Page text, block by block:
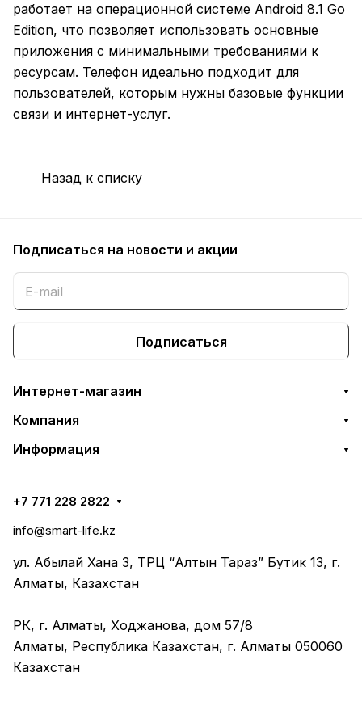
работает на операционной системе Android 8.1 Go
Edition, что позволяет использовать основные
приложения с минимальными требованиями к
ресурсам. Телефон идеально подходит для
пользователей, которым нужны базовые функции
связи и интернет-услуг.
Назад к списку
Подписаться на новости и акции
Подписаться
Интернет-магазин
Компания
Информация
+7 771 228 2822
info@smart-life.kz
ул. Абылай Хана 3, ТРЦ “Алтын Тараз” Бутик 13, г.
Алматы, Казахстан
РК, г. Алматы, Ходжанова, дом 57/8
Алматы, Республика Казахстан, г. Алматы 050060
Казахстан